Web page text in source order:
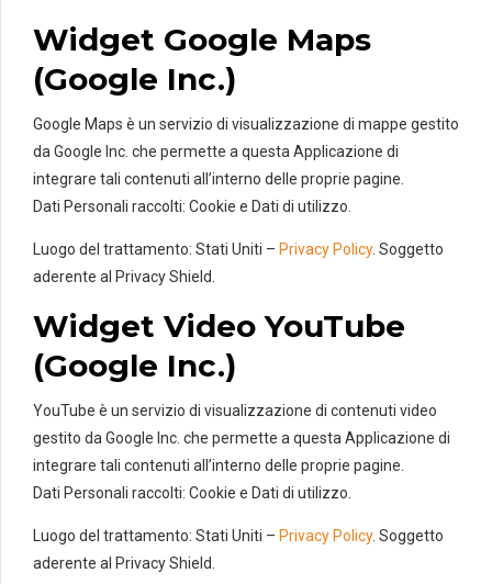
Widget Google Maps
(Google Inc.)
Google Maps è un servizio di visualizzazione di mappe gestito
da Google Inc. che permette a questa Applicazione di
integrare tali contenuti all’interno delle proprie pagine.
Dati Personali raccolti: Cookie e Dati di utilizzo.
Luogo del trattamento: Stati Uniti – Privacy Policy. Soggetto
aderente al Privacy Shield.
Widget Video YouTube
(Google Inc.)
YouTube è un servizio di visualizzazione di contenuti video
gestito da Google Inc. che permette a questa Applicazione di
integrare tali contenuti all’interno delle proprie pagine.
Dati Personali raccolti: Cookie e Dati di utilizzo.
Luogo del trattamento: Stati Uniti – Privacy Policy. Soggetto
aderente al Privacy Shield.